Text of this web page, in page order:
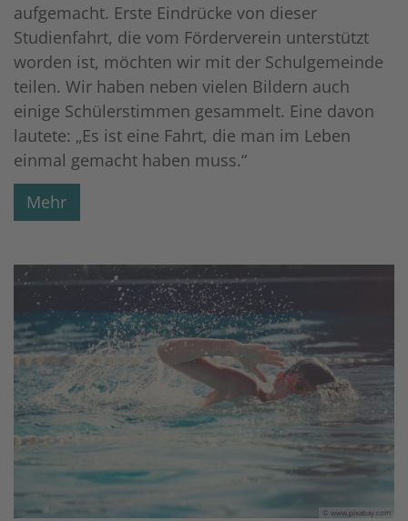
aufgemacht. Erste Eindrücke von dieser
Studienfahrt, die vom Förderverein unterstützt
worden ist, möchten wir mit der Schulgemeinde
teilen. Wir haben neben vielen Bildern auch
einige Schülerstimmen gesammelt. Eine davon
lautete: „Es ist eine Fahrt, die man im Leben
einmal gemacht haben muss.“
Mehr
© www.pixabay.com